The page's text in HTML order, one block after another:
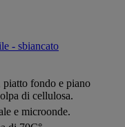
- sbiancato
piatto fondo e piano
di cellulosa.
e microonde.